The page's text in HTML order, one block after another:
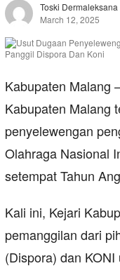
Toski Dermaleksana
March 12, 2025
Kabupaten Malang
Kabupaten Malang
penyelewengan
Olahraga Nasional
setempat Tahun
Kali ini, Kejari
pemanggilan dari
(Dispora) dan